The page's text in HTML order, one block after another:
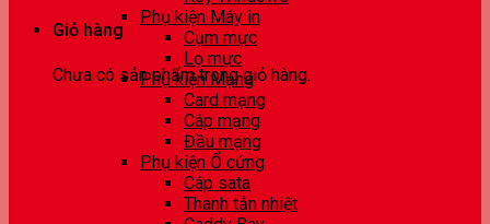
Giỏ hàng
Chưa có sản phẩm trong giỏ hàng.
Phụ kiện Máy in
Cụm mực
Lọ mực
Phụ kiện Mạng
Card mạng
Cáp mạng
Đầu mạng
Phụ kiện Ổ cứng
Cáp sata
Thanh tản nhiệt